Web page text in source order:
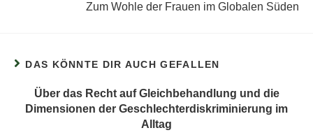
Zum Wohle der Frauen im Globalen Süden
DAS KÖNNTE DIR AUCH GEFALLEN
Über das Recht auf Gleichbehandlung und die
Dimensionen der Geschlechterdiskriminierung im
Alltag